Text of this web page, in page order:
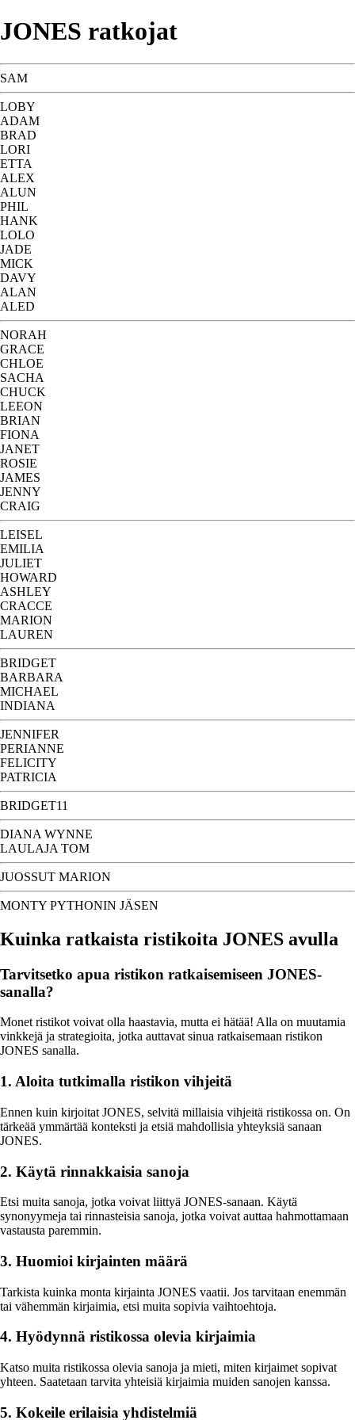
JONES ratkojat
SAM
LOBY
ADAM
BRAD
LORI
ETTA
ALEX
ALUN
PHIL
HANK
LOLO
JADE
MICK
DAVY
ALAN
ALED
NORAH
GRACE
CHLOE
SACHA
CHUCK
LEEON
BRIAN
FIONA
JANET
ROSIE
JAMES
JENNY
CRAIG
LEISEL
EMILIA
JULIET
HOWARD
ASHLEY
CRACCE
MARION
LAUREN
BRIDGET
BARBARA
MICHAEL
INDIANA
JENNIFER
PERIANNE
FELICITY
PATRICIA
BRIDGET11
DIANA WYNNE
LAULAJA TOM
JUOSSUT MARION
MONTY PYTHONIN JÄSEN
Kuinka ratkaista ristikoita JONES avulla
Tarvitsetko apua ristikon ratkaisemiseen JONES-
sanalla?
Monet ristikot voivat olla haastavia, mutta ei hätää! Alla on muutamia
vinkkejä ja strategioita, jotka auttavat sinua ratkaisemaan ristikon
JONES sanalla.
1. Aloita tutkimalla ristikon vihjeitä
Ennen kuin kirjoitat JONES, selvitä millaisia vihjeitä ristikossa on. On
tärkeää ymmärtää konteksti ja etsiä mahdollisia yhteyksiä sanaan
JONES.
2. Käytä rinnakkaisia sanoja
Etsi muita sanoja, jotka voivat liittyä JONES-sanaan. Käytä
synonyymeja tai rinnasteisia sanoja, jotka voivat auttaa hahmottamaan
vastausta paremmin.
3. Huomioi kirjainten määrä
Tarkista kuinka monta kirjainta JONES vaatii. Jos tarvitaan enemmän
tai vähemmän kirjaimia, etsi muita sopivia vaihtoehtoja.
4. Hyödynnä ristikossa olevia kirjaimia
Katso muita ristikossa olevia sanoja ja mieti, miten kirjaimet sopivat
yhteen. Saatetaan tarvita yhteisiä kirjaimia muiden sanojen kanssa.
5. Kokeile erilaisia yhdistelmiä